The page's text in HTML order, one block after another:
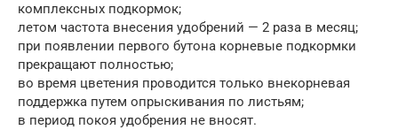
комплексных подкормок;
летом частота внесения удобрений — 2 раза в месяц;
при появлении первого бутона корневые подкормки
прекращают полностью;
во время цветения проводится только внекорневая
поддержка путем опрыскивания по листьям;
в период покоя удобрения не вносят.